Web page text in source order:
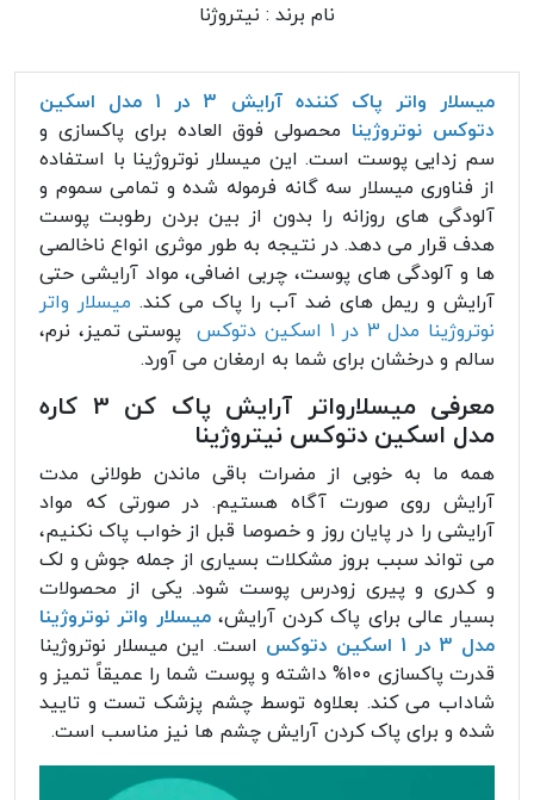
نام برند : نیتروژنا
میسلار واتر پاک کننده آرایش 3 در 1 مدل اسکین
دتوکس نوتروژینا محصولی فوق العاده برای پاکسازی و
سم زدایی پوست است. این میسلار نوتروژینا با استفاده
از فناوری میسلار سه گانه فرموله شده و تمامی سموم و
آلودگی های روزانه را بدون از بین بردن رطوبت پوست
هدف قرار می دهد. در نتیجه به طور موثری انواع ناخالصی
ها و آلودگی های پوست، چربی اضافی، مواد آرایشی حتی
آرایش و ریمل های ضد آب را پاک می کند. میسلار واتر
نوتروژینا مدل 3 در 1 اسکین دتوکس
پوستی تمیز، نرم،
سالم و درخشان برای شما به ارمغان می آورد.
معرفی میسلارواتر آرایش پاک کن 3 کاره
مدل اسکین دتوکس نیتروژینا
همه ما به خوبی از مضرات باقی ماندن طولانی مدت
آرایش روی صورت آگاه هستیم. در صورتی که مواد
آرایشی را در پایان روز و خصوصا قبل از خواب پاک نکنیم،
می تواند سبب بروز مشکلات بسیاری از جمله جوش و لک
و کدری و پیری زودرس پوست شود. یکی از محصولات
بسیار عالی برای پاک کردن آرایش،میسلار واتر نوتروژینا
مدل 3 در 1 اسکین دتوکس
است. این میسلار نوتروژینا
قدرت پاکسازی 100% داشته و پوست شما را عمیقاً تمیز و
شاداب می کند. بعلاوه توسط چشم پزشک تست و تایید
شده و برای پاک کردن آرایش چشم ها نیز مناسب است.